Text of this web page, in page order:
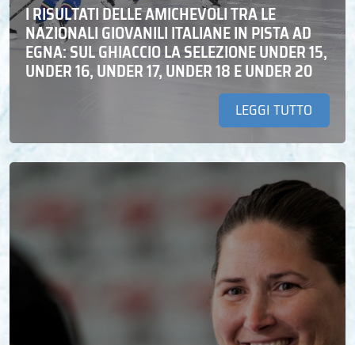
I RISULTATI DELLE AMICHEVOLI TRA LE
NAZIONALI GIOVANILI ITALIANE IN PISTA AD
EGNA: SUL GHIACCIO LA SELEZIONE UNDER 15,
UNDER 16, UNDER 17, UNDER 18 E UNDER 20
LEGGI TUTTO